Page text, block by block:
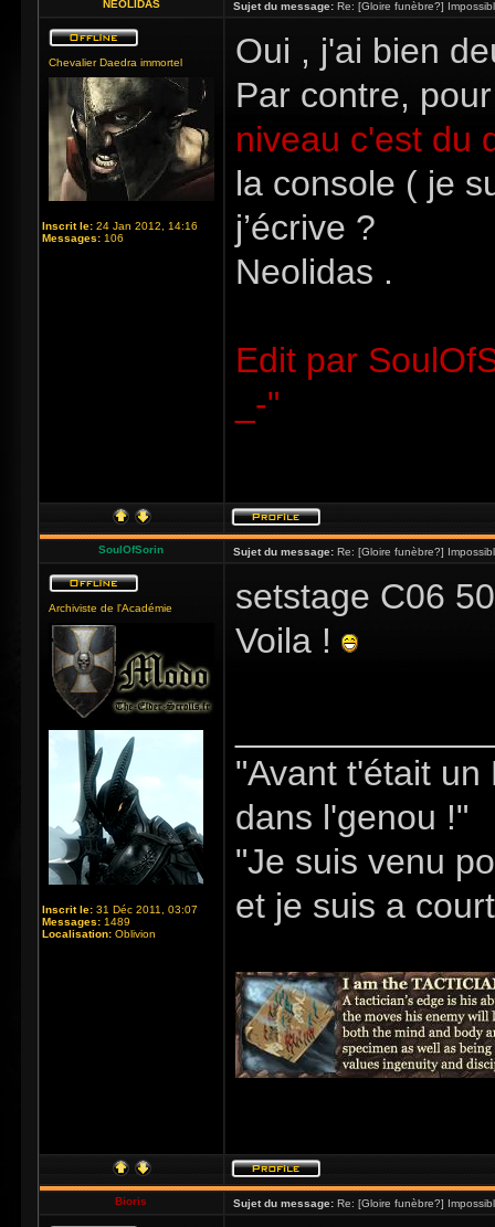
NEOLIDAS Sujet du message: Re: [Gloire funèbre?]
Chevalier Daedra immortel
Inscrit le: 24 Jan 2012, 14:16
Messages: 106
Oui , j'ai bien
Par contre,
niveau c'est du
la console ( je
j’écrive ?
Neolidas .
Edit par
_-"
SoulOfSorin Sujet du message: Re: [Gloire funèbre?]
Archiviste de l'Académie
Inscrit le: 31 Déc 2011, 03:07
Messages: 1489
Localisation: Oblivion
setstage C06 50
Voila !
"Avant t'était
dans l'genou !"
"Je suis venu
et je suis a
Bioris Sujet du message: Re: [Gloire funèbre?]